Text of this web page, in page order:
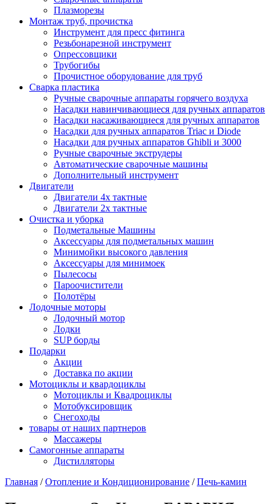
Плазморезы
Монтаж труб, прочистка
Инструмент для пресс фитинга
Резьбонарезной инструмент
Опрессовщики
Трубогибы
Прочистное оборудование для труб
Сварка пластика
Ручные сварочные аппараты горячего воздуха
Насадки навинчивающиеся для ручных аппаратов
Насадки насаживающиеся для ручных аппаратов
Насадки для ручных аппаратов Triac и Diode
Насадки для ручных аппаратов Ghibli и 3000
Ручные сварочные экструдеры
Автоматические сварочные машины
Дополнительный инструмент
Двигатели
Двигатели 4х тактные
Двигатели 2х тактные
Очистка и уборка
Подметальные Машины
Аксессуары для подметальных машин
Минимойки высокого давления
Аксессуары для минимоек
Пылесосы
Пароочистители
Полотёры
Лодочные моторы
Лодочный мотор
Лодки
SUP борды
Подарки
Акции
Доставка по акции
Мотоциклы и квардоциклы
Мотоциклы и Квадроциклы
Мотобуксировщик
Снегоходы
товары от наших партнеров
Массажеры
Самогонные аппараты
Дистилляторы
Главная /Отопление и Кондиционирование /Печь-камин